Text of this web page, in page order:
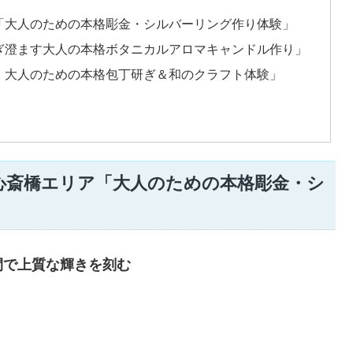
人のための本格彫金・シルバーリング作り体験」
ます大人の本格ボタニカルアロマキャンドル作り」
人のための本格包丁研ぎ＆和のクラフト体験」
橋エリア「大人のための本格彫金・シ
上質な輝きを刻む